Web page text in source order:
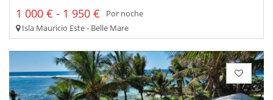
1 000 € - 1 950 €
Por noche
Isla Mauricio Este - Belle Mare